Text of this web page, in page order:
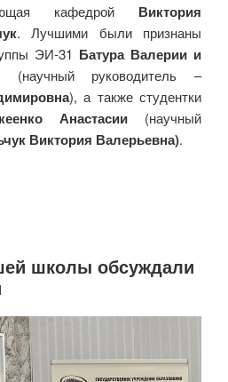
кафедрой Виктория
. Лучшими были признаны
ЭИ-31 Батура Валерии и
(научный руководитель –
), а также студентки
Анастасии (научный
Виктория Валерьевна).
школы обсуждали